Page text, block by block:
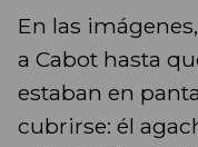
En las
a Cabot hasta
estaban en
cubrirse: él